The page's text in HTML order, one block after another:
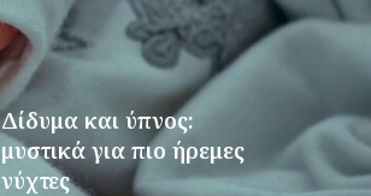
Δίδυμα και ύπνος:
μυστικά για πιο ήρεμες
νύχτες